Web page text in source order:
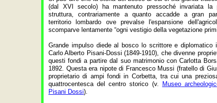
(dal XVI secolo) ha mantenuto pressoché invariata la
struttura, contrariamente a quanto accadde a gran
territorio lombardo ove prevalse l'espansione
scomparve lentamente “ogni vestigio della vegetazione
Grande impulso diede al bosco lo scrittore e diplomatico
Carlo Alberto Pisani-Dossi (1849-1910), che divenne
questi fondi a partire dal suo matrimonio con Carlotta
1892. Questa era nipote di Francesco Mussi (fratello di
proprietario di ampi fondi in Corbetta, tra cui una
quattrocentesca del centro storico (v.
Museo
Pisani Dossi).